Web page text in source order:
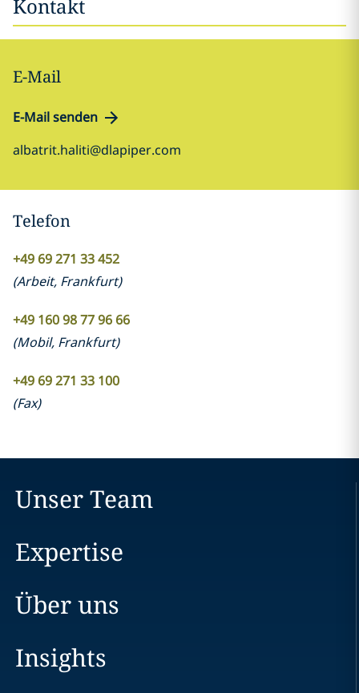
Kontakt
E-Mail
E-Mail senden
albatrit.haliti@dlapiper.com
Telefon
+49 69 271 33 452
(Arbeit, Frankfurt)
+49 160 98 77 96 66
(Mobil, Frankfurt)
+49 69 271 33 100
(Fax)
Unser Team
Expertise
Über uns
Insights